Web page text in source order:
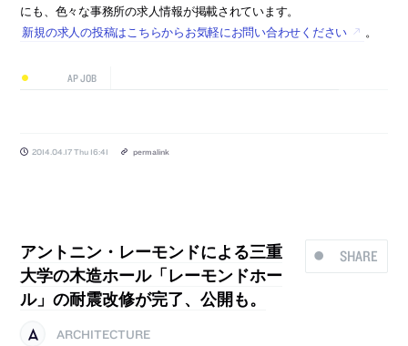
にも、色々な事務所の求人情報が掲載されています。
新規の求人の投稿はこちらからお気軽にお問い合わせください
。
AP JOB
2014.04.17 Thu 16:41 permalink
SHARE
アントニン・レーモンドによる三重
大学の木造ホール「レーモンドホー
ル」の耐震改修が完了、公開も。
ARCHITECTURE